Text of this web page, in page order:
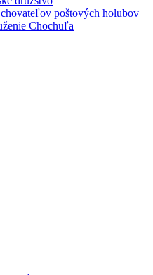
poštových holubov
Chochuľa